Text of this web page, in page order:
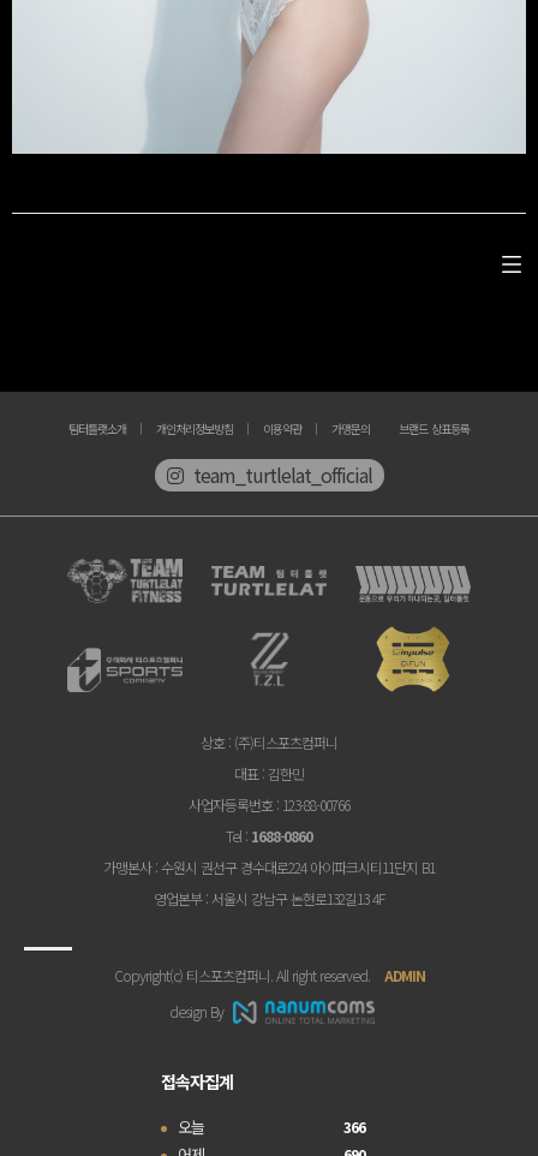
팀터틀랫소개 개인처리정보방침 이용약관 가맹문의 브랜드 상표등록
team_turtlelat_official
상호 : (주)티스포츠컴퍼니
대표 : 김한민
사업자등록번호 : 123-88-00766
Tel : 1688-0860
가맹본사: 수원시 권선구 경수대로224 아이파크시티11단지 B1
영업본부: 서울시 강남구 논현로132길13 4F
Copyright(c) 티스포츠컴퍼니. All right reserved. ADMIN
design By
접속자집계
오늘 366